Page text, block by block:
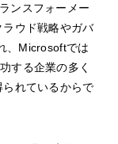
ンスフォーメー
ウド戦略やガバ
、Microsoftでは
する企業の多く
れているからで